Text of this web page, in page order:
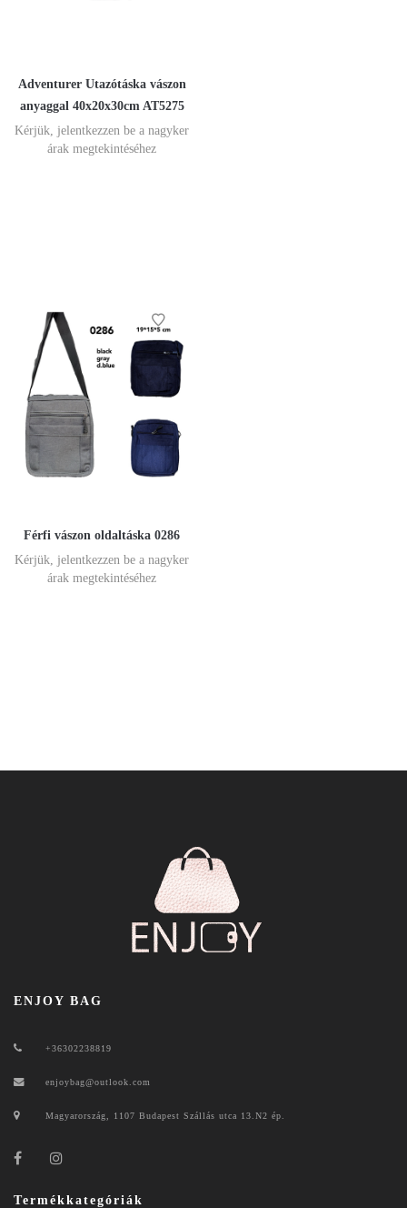
Adventurer Utazótáska vászon
anyaggal 40x20x30cm AT5275
Kérjük, jelentkezzen be a nagyker
árak megtekintéséhez
Férfi vászon oldaltáska 0286
Kérjük, jelentkezzen be a nagyker
árak megtekintéséhez
ENJOY BAG
+36302238819
enjoybag@outlook.com
Magyarország, 1107 Budapest Szállás utca 13.N2 ép.
Termékkategóriák